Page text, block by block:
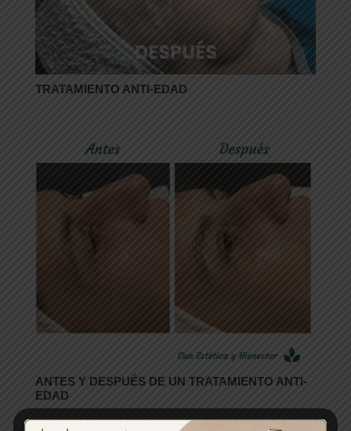
TRATAMIENTO ANTI-EDAD
ANTES Y DESPUÉS DE UN TRATAMIENTO ANTI-
EDAD